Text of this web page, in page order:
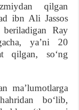
qilgan
ibn Ali Jassos
Ray
ya’ni 20
qilgan, so‘ng
ma’lumotlarga
bo‘lib,